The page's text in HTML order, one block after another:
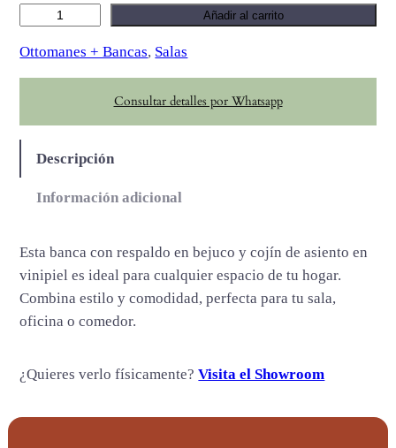
a
i
c
n
d
d
Añadir al carrito
Ottomanes + Bancas, Salas
Consultar detalles por Whatsapp
Descripción
Información adicional
Esta banca con respaldo en bejuco y cojín de asiento en
vinipiel es ideal para cualquier espacio de tu hogar.
Combina estilo y comodidad, perfecta para tu sala,
oficina o comedor.
¿Quieres verlo físicamente?Visita el Showroom